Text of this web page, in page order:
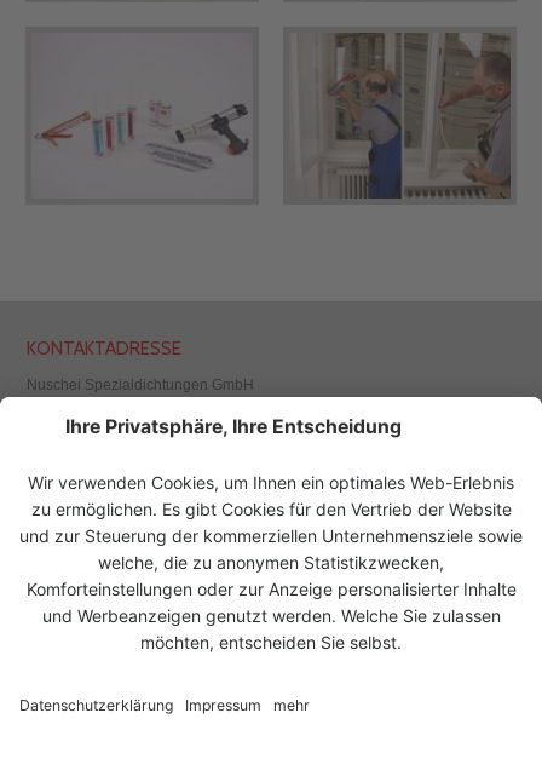
UNSERE LÖSUNGEN FÜR
KONTAKTADRESSE
Nuschei Spezialdichtungen GmbH
1230 Wien, Österreich
Fax +43 1 526 65 87
office@nuschei.at
www.nuschei.at